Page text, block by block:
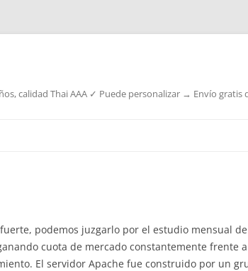
calidad Thai AAA ✓ Puede personalizar → Envío gratis
podemos juzgarlo por el estudio mensual
cuota de mercado constantemente frente
El servidor Apache fue construido por un